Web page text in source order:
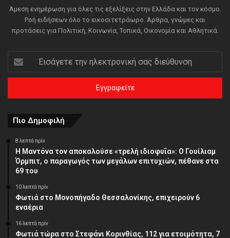
Άμεση ενημέρωση για όλες τις εξελίξεις στην Ελλάδα και τον κόσμο.
Ροή ειδήσεων όλο το εικοσιτετράωρο. Άρθρα, γνώμες και
προτάσεις για Πολιτική, Κοινωνία, Τοπικά, Οικονομία και Αθλητικά.
την
ηλεκτρονική
διεύθυνση
Πιο Δημοφιλή
8 λεπτά πρίν
Η Μαντόνα τον αποκαλούσε «τρελή ιδιοφυΐα»: Ο Γουίλιαμ
Όρμπιτ, ο παραγωγός των μεγάλων επιτυχιών, πέθανε στα
69 του
10 λεπτά πρίν
Φωτιά στο Μονοπήγαδο Θεσσαλονίκης, επιχειρούν 6
εναέρια
16 λεπτά πρίν
Φωτιά τώρα στο Στεφάνι Κορινθίας, 112 για ετοιμότητα, 7